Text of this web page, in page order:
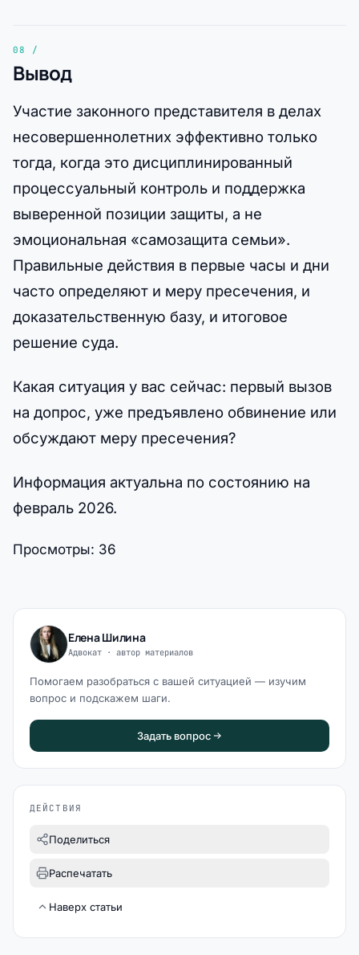
Вывод
Участие законного представителя в делах
несовершеннолетних эффективно только
тогда, когда это дисциплинированный
процессуальный контроль и поддержка
выверенной позиции защиты, а не
эмоциональная «самозащита семьи».
Правильные действия в первые часы и дни
часто определяют и меру пресечения, и
доказательственную базу, и итоговое
решение суда.
Какая ситуация у вас сейчас: первый вызов
на допрос, уже предъявлено обвинение или
обсуждают меру пресечения?
Информация актуальна по состоянию на
февраль 2026.
Просмотры: 36
Елена Шилина
Адвокат · автор материалов
Помогаем разобраться с вашей ситуацией — изучим
вопрос и подскажем шаги.
Задать вопрос
ДЕЙСТВИЯ
Поделиться
Распечатать
Наверх статьи